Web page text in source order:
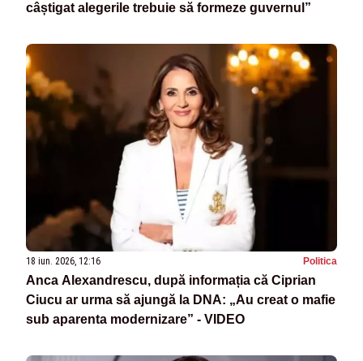
câștigat alegerile trebuie să formeze guvernul”
18 iun. 2026, 12:16 Politica
Anca Alexandrescu, după informația că Ciprian
Ciucu ar urma să ajungă la DNA: „Au creat o mafie
sub aparenta modernizare” - VIDEO